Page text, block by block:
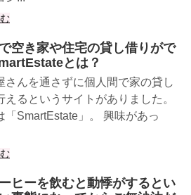
空き家や住宅の貸し借りがで
とは？
さんを通さずに個人間で家の貸し
えるというサイトがありました。
「SmartEstate」。 興味があっ
ヒーを飲むと動悸がするとい